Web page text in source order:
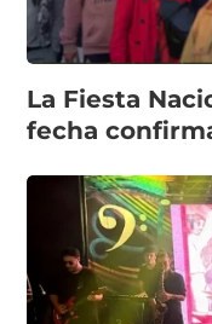
La Fiesta
fecha